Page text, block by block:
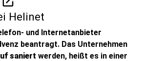
Helinet
und Internetanbieter
beantragt. Das Unternehmen
saniert werden, heißt es in einer